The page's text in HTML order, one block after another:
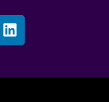
L
i
e